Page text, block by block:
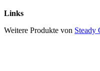
Links
Weitere Produkte von Steady